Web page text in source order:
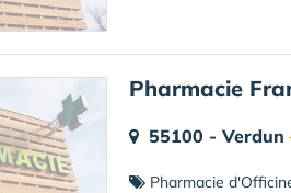
Pharmacie
55100 - Verdun
Pharmacie